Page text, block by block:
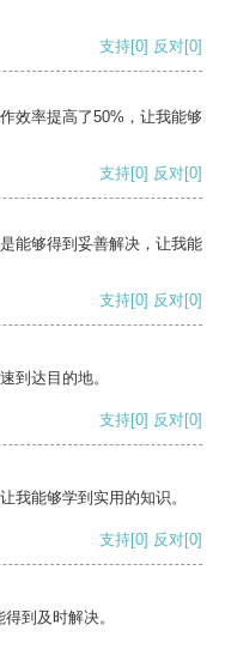
支持[0] 反对[0]
效率提高了50%，让我能够
支持[0] 反对[0]
能够得到妥善解决，让我能
支持[0] 反对[0]
到达目的地。
支持[0] 反对[0]
我能够学到实用的知识。
支持[0] 反对[0]
到及时解决。